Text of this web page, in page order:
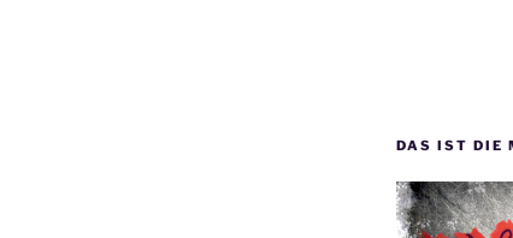
DAS IST DIE